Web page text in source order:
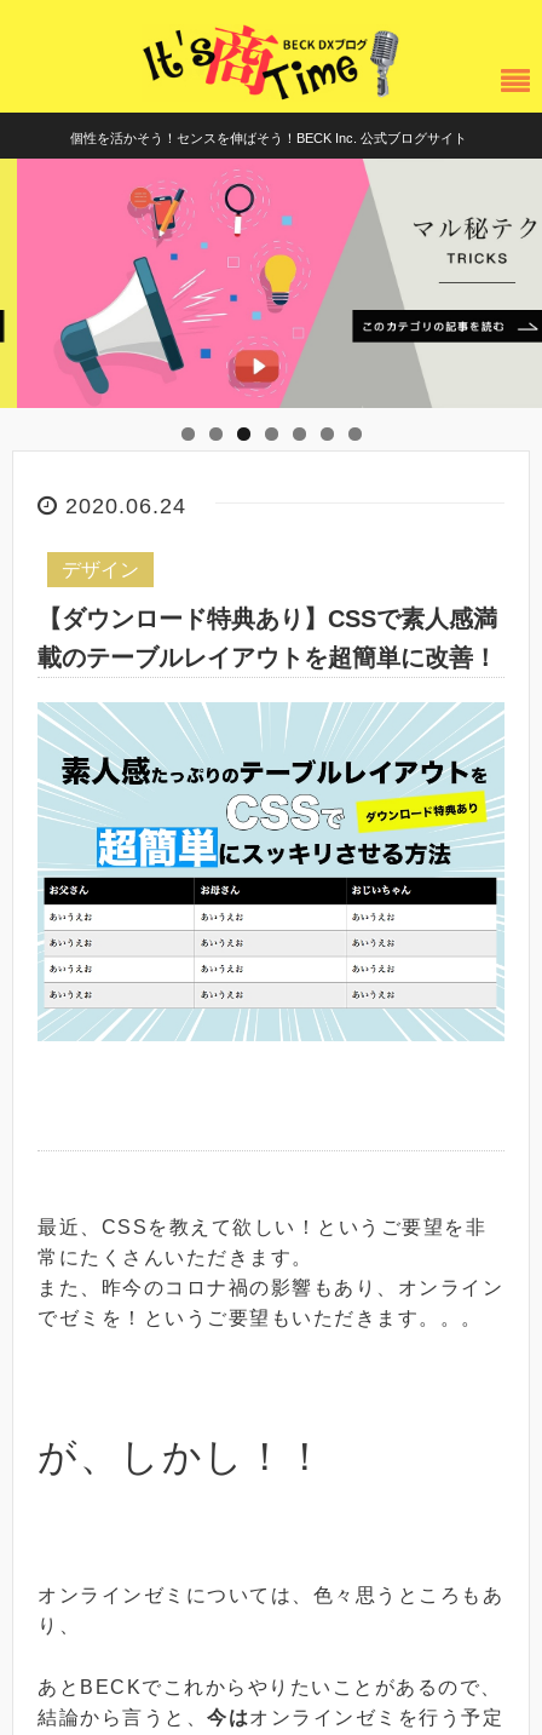
個性を活かそう！センスを伸ばそう！BECK Inc. 公式ブログサイト
2020.06.24
デザイン
【ダウンロード特典あり】CSSで素人感満
載のテーブルレイアウトを超簡単に改善！
最近、CSSを教えて欲しい！というご要望を非
常にたくさんいただきます。
また、昨今のコロナ禍の影響もあり、オンライン
でゼミを！というご要望もいただきます。。。
が、しかし！！
オンラインゼミについては、色々思うところもあ
り、
あとBECKでこれからやりたいことがあるので、
結論から言うと、 今はオンラインゼミを行う予定